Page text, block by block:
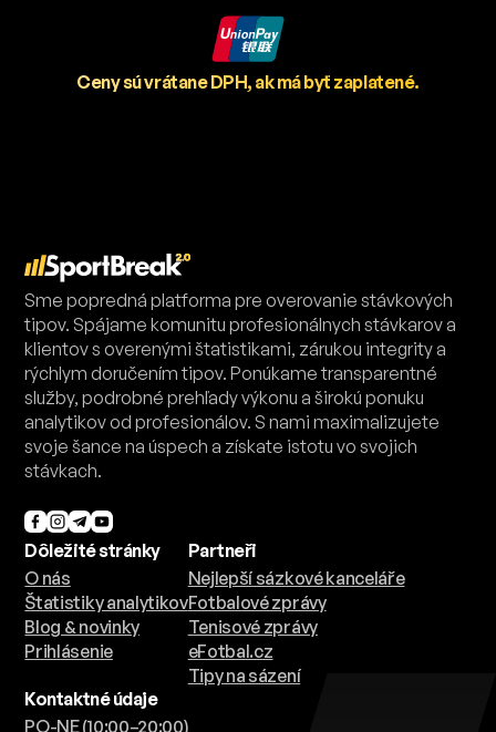
Ceny sú vrátane DPH, ak má byť zaplatené.
Sme popredná platforma pre overovanie stávkových
tipov. Spájame komunitu profesionálnych stávkarov a
klientov s overenými štatistikami, zárukou integrity a
rýchlym doručením tipov. Ponúkame transparentné
služby, podrobné prehľady výkonu a širokú ponuku
analytikov od profesionálov. S nami maximalizujete
svoje šance na úspech a získate istotu vo svojich
stávkach.
Dôležité stránky
O nás
Štatistiky analytikov
Blog & novinky
Prihlásenie
Partneři
Nejlepší sázkové kanceláře
Fotbalové zprávy
Tenisové zprávy
eFotbal.cz
Tipy na sázení
Kontaktné údaje
PO-NE (10:00–20:00)